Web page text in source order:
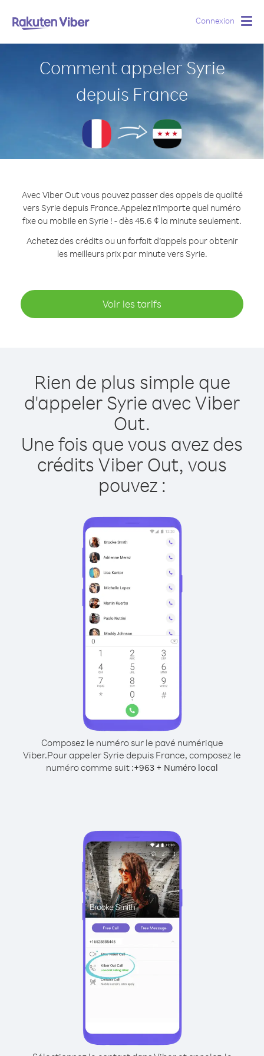
Connexion
Comment appeler Syrie
depuis France
Avec Viber Out vous pouvez passer des appels de qualité
vers Syrie depuis France.Appelez n'importe quel numéro
fixe ou mobile en Syrie ! - dès 45.6 ¢ la minute seulement.
Achetez des crédits ou un forfait d’appels pour obtenir
les meilleurs prix par minute vers Syrie.
Voir les tarifs
Rien de plus simple que
d'appeler Syrie avec Viber
Out.
Une fois que vous avez des
crédits Viber Out, vous
pouvez :
Composez le numéro sur le pavé numérique
Viber.Pour appeler Syrie depuis France, composez le
numéro comme suit :+963 + Numéro local